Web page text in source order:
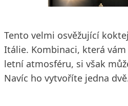
Tento velmi osvěžující
Itálie. Kombinaci, která
letní atmosféru, si však
Navíc ho vytvoříte jedna